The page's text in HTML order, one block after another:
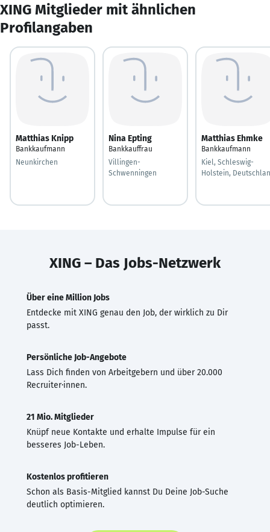
XING Mitglieder mit ähnlichen
Profilangaben
Matthias Knipp
Bankkaufmann
Neunkirchen
Nina Epting
Bankkauffrau
Villingen-
Schwenningen
Matthias Ehmke
Bankkaufmann
Kiel, Schleswig-
Holstein,
XING – Das Jobs-Netzwerk
Über eine Million Jobs
Entdecke mit XING genau den Job, der wirklich zu Dir
passt.
Persönliche Job-Angebote
Lass Dich finden von Arbeitgebern und über 20.000
Recruiter·innen.
21 Mio. Mitglieder
Knüpf neue Kontakte und erhalte Impulse für ein
besseres Job-Leben.
Kostenlos profitieren
Schon als Basis-Mitglied kannst Du Deine Job-Suche
deutlich optimieren.